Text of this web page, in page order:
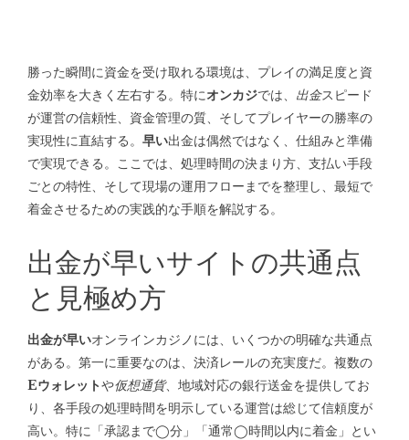
勝った瞬間に資金を受け取れる環境は、プレイの満足度と資
金効率を大きく左右する。特にオンカジでは、 出金スピード
が運営の信頼性、資金管理の質、そしてプレイヤーの勝率の
実現性に直結する。 早い出金は偶然ではなく、仕組みと準備
で実現できる。ここでは、処理時間の決まり方、支払い手段
ごとの特性、そして現場の運用フローまでを整理し、最短で
着金させるための実践的な手順を解説する。
出金が早いサイトの共通点
と見極め方
出金が早いオンラインカジノには、いくつかの明確な共通点
がある。第一に重要なのは、決済レールの充実度だ。複数の
Eウォレットや仮想通貨、地域対応の銀行送金を提供してお
り、各手段の処理時間を明示している運営は総じて信頼度が
高い。特に「承認まで◯分」「通常◯時間以内に着金」とい